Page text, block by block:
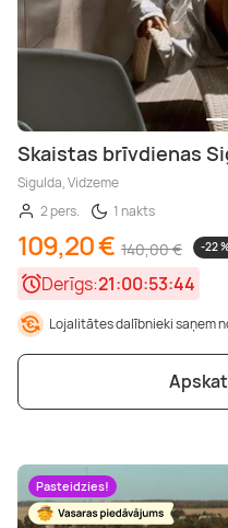
Skaistas brīvdienas
Sigulda, Vidzeme
2 pers.
1 nakts
109,20 € 140,00 € -22
Derīgs:21:00:53:42
Lojalitātes dalībnieki saņem
Pasteidzies!